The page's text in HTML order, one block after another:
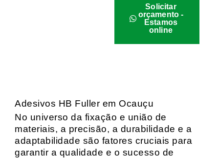
Solicitar
orçamento -
Estamos
online
Adesivos HB Fuller em Ocauçu
No universo da fixação e união de
materiais, a precisão, a durabilidade e a
adaptabilidade são fatores cruciais para
garantir a qualidade e o sucesso de